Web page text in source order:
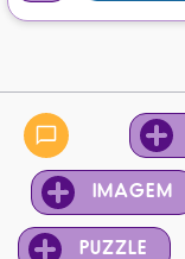
IMAGEM
PUZZLE